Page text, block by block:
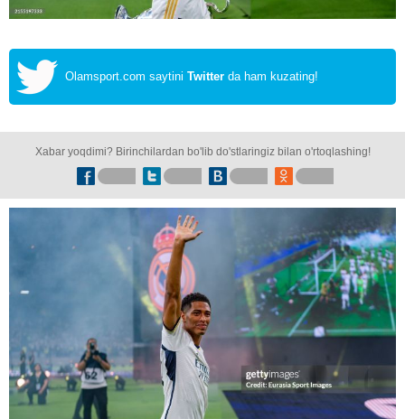
Olamsport.com saytini Twitter da ham kuzating!
Xabar yoqdimi? Birinchilardan bo'lib do'stlaringiz bilan o'rtoqlashing!